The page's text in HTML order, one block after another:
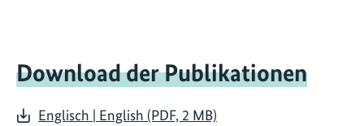
Download der Publikationen
Englisch | English (PDF, 2 MB)